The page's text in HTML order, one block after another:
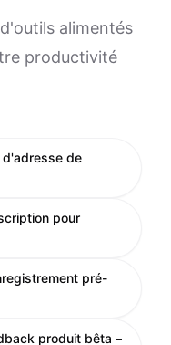
alimentés
productivité
d'adresse de
pour
pré-
produit bêta –